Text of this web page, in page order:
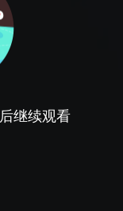
后继续观看